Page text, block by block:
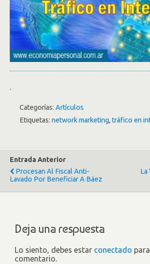
.
Categorías: Artículos
Etiquetas: network marketing, tráfico en
Entrada Anterior
Procesan Al Fiscal Anti-
Lavado Por Beneficiar A Báez
La
Deja una respuesta
Lo siento, debes estar conectado
comentario.